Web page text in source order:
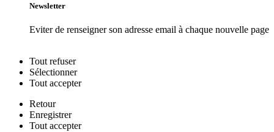
Newsletter
Eviter de renseigner son adresse email à chaque nouvelle page
Tout refuser
Sélectionner
Tout accepter
Retour
Enregistrer
Tout accepter